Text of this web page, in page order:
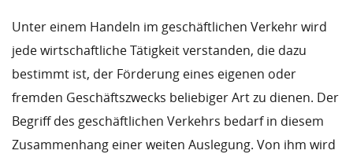
Unter einem Handeln im geschäftlichen Verkehr wird
jede wirtschaftliche Tätigkeit verstanden, die dazu
bestimmt ist, der Förderung eines eigenen oder
fremden Geschäftszwecks beliebiger Art zu dienen. Der
Begriff des geschäftlichen Verkehrs bedarf in diesem
Zusammenhang einer weiten Auslegung. Von ihm wird